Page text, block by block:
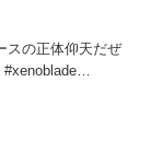
スの正体仰天だぜ